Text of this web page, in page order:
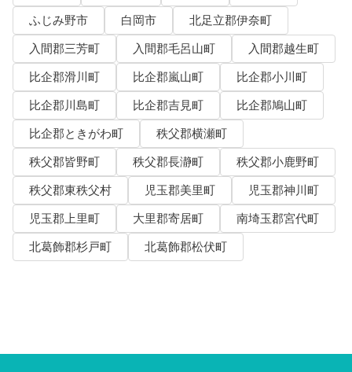
ふじみ野市
白岡市
北足立郡伊奈町
入間郡三芳町
入間郡毛呂山町
入間郡越生町
比企郡滑川町
比企郡嵐山町
比企郡小川町
比企郡川島町
比企郡吉見町
比企郡鳩山町
比企郡ときがわ町
秩父郡横瀬町
秩父郡皆野町
秩父郡長瀞町
秩父郡小鹿野町
秩父郡東秩父村
児玉郡美里町
児玉郡神川町
児玉郡上里町
大里郡寄居町
南埼玉郡宮代町
北葛飾郡杉戸町
北葛飾郡松伏町